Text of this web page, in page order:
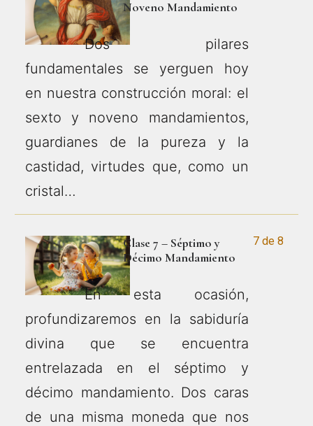
Noveno Mandamiento
Dos pilares
fundamentales se yerguen hoy
en nuestra construcción moral: el
sexto y noveno mandamientos,
guardianes de la pureza y la
castidad, virtudes que, como un
cristal…
7 de 8
Clase 7 – Séptimo y
Décimo Mandamiento
En esta ocasión,
profundizaremos en la sabiduría
divina que se encuentra
entrelazada en el séptimo y
décimo mandamiento. Dos caras
de una misma moneda que nos